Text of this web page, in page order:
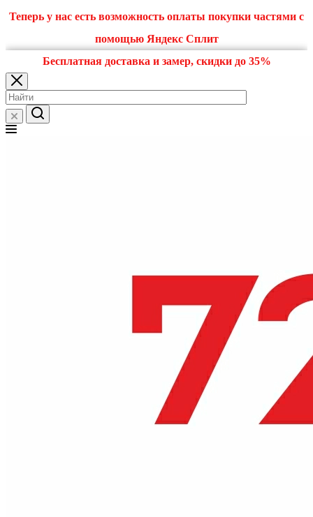
Теперь у нас есть возможность оплаты покупки частями с
помощью Яндекс Сплит
Бесплатная доставка и замер, скидки до 35%